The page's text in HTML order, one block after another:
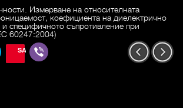
Измерване на относителната
коефициента на диелектрично
и специфичното съпротивление при
60247:2004)
SAVE